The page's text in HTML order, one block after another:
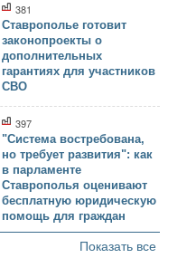
381
Ставрополье готовит
законопроекты о
дополнительных
гарантиях для участников
СВО
397
"Система востребована,
но требует развития": как
в парламенте
Ставрополья оценивают
бесплатную юридическую
помощь для граждан
Показать все